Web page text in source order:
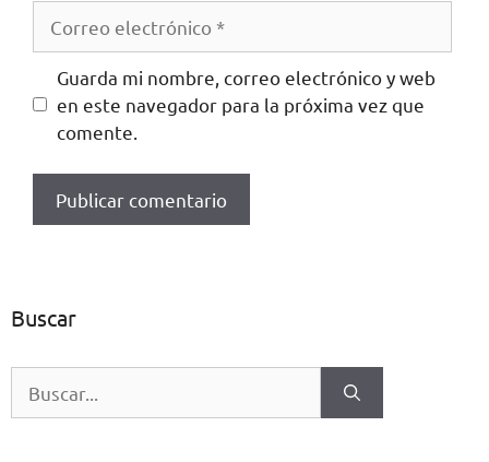
Guarda mi nombre, correo electrónico y web
en este navegador para la próxima vez que
comente.
Buscar